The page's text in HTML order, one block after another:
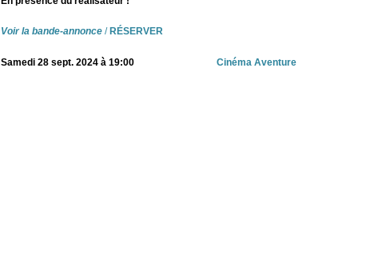
Voir la bande-annonce / RÉSERVER
Samedi 28 sept. 2024 à 19:00 Cinéma Aventure